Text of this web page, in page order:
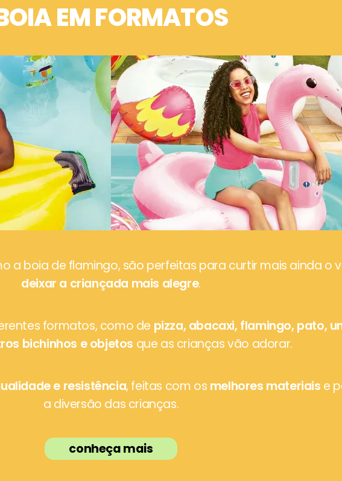
EM FORMATOS
a boia de flamingo, são perfeitas para curtir mais ainda o
deixar a criançada mais alegre.
formatos, como de pizza, abacaxi, flamingo, pato,
bichinhos e objetos que as crianças vão adorar.
e resistência, feitas com os melhores materiais e
a diversão das crianças.
conheça mais